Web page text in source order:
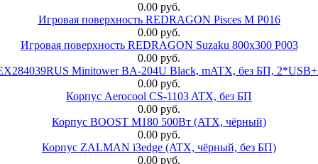
0.00 руб.
Игровая поверхность REDRAGON Pisces M P016
0.00 руб.
Игровая поверхность REDRAGON Suzaku 800x300 P003
0.00 руб.
Minitower BA-204U Black, mATX, без БП,
0.00 руб.
Корпус Aerocool CS-1103 ATX, без БП
0.00 руб.
Корпус BOOST M180 500Вт (ATX, чёрный)
0.00 руб.
Корпус ZALMAN i3edge (ATX, чёрный, без БП)
0.00 руб.